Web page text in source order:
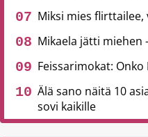
Miksi mies
Mikaela jätti miehen
Feissarimokat: Onko
Älä sano näitä 10
sovi kaikille